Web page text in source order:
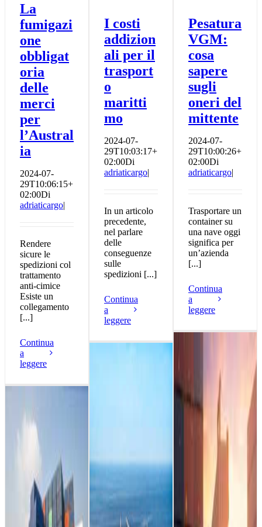
La
fumigazi
one
obbligat
oria
delle
merci
per
l’Austral
ia
2024-07-
29T10:06:15+
02:00Di
adriaticargo|
Rendere
sicure le
spedizioni col
trattamento
anti-cimice
Esiste un
collegamento
[...]
Continua
a
leggere
I costi
addizion
ali per il
trasport
o
maritti
mo
2024-07-
29T10:03:17+
02:00Di
adriaticargo|
In un articolo
precedente,
nel parlare
delle
conseguenze
sulle
spedizioni [...]
Continua
a
leggere
Pesatura
VGM:
cosa
sapere
sugli
oneri del
mittente
2024-07-
29T10:00:26+
02:00Di
adriaticargo|
Trasportare un
container su
una nave oggi
significa per
un’azienda
[...]
Continua
a
leggere